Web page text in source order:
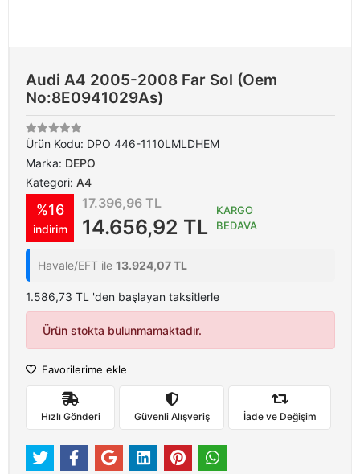
Audi A4 2005-2008 Far Sol (Oem
No:8E0941029As)
Ürün Kodu: DPO 446-1110LMLDHEM
Marka: DEPO
Kategori: A4
%16
indirim
17.396,96 TL
14.656,92 TL
KARGO
BEDAVA
Havale/EFT ile 13.924,07 TL
1.586,73 TL 'den başlayan taksitlerle
Ürün stokta bulunmamaktadır.
Favorilerime ekle
Hızlı Gönderi Güvenli Alışveriş İade ve Değişim